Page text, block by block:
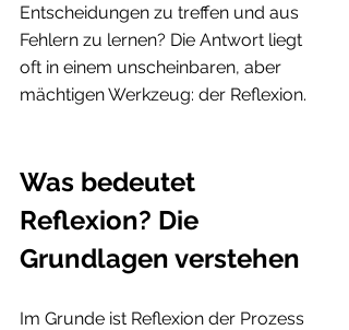
Entscheidungen zu treffen und aus
Fehlern zu lernen? Die Antwort liegt
oft in einem unscheinbaren, aber
mächtigen Werkzeug: der Reflexion.
Was bedeutet
Reflexion? Die
Grundlagen verstehen
Im Grunde ist Reflexion der Prozess